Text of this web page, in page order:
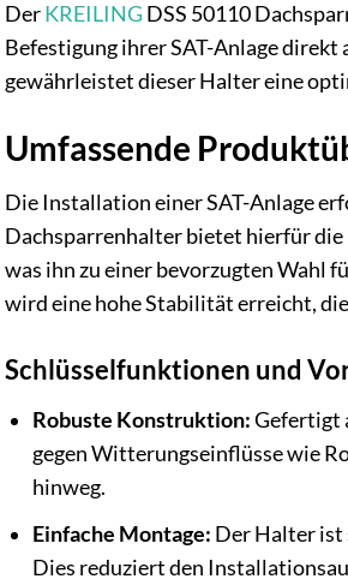
DerKREILING DSS 50110
Befestigung ihrer SAT-Anlage
gewährleistet dieser Halter eine
Umfassende
Die Installation einer SAT-Anlage
Dachsparrenhalter bietet hierfür die
was ihn zu einer bevorzugten Wahl
wird eine hohe Stabilität erreicht,
Schlüsselfunktionen und
Robuste Konstruktion:Gefertigt
gegen Witterungseinflüsse wie
hinweg.
Einfache Montage: Der Halter ist
Dies reduziert den